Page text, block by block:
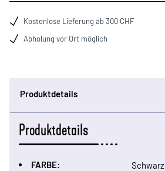
Kostenlose Lieferung ab 300 CHF
Abholung vor Ort möglich
Produktdetails
Produktdetails
FARBE:
Schwarz